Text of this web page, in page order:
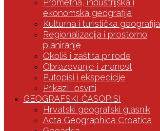
Prometna, industrijska i
ekonomska geografija
Kulturna i turistička geografija
Regionalizacija i prostorno
planiranje
Okoliš i zaštita prirode
Obrazovanje i znanost
Putopisi i ekspedicije
Prikazi i osvrti
GEOGRAFSKI ČASOPISI
Hrvatski geografski glasnik
Acta Geographica Croatica